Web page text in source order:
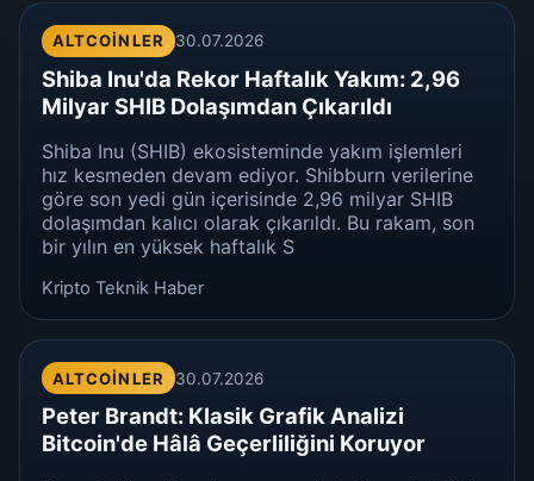
ALTCOINLER 30.07.2026
Shiba Inu'da Rekor Haftalık Yakım: 2,96
Milyar SHIB Dolaşımdan Çıkarıldı
Shiba Inu (SHIB) ekosisteminde yakım işlemleri
hız kesmeden devam ediyor. Shibburn verilerine
göre son yedi gün içerisinde 2,96 milyar SHIB
dolaşımdan kalıcı olarak çıkarıldı. Bu rakam, son
bir yılın en yüksek haftalık S
Kripto Teknik Haber
ALTCOINLER 30.07.2026
Peter Brandt: Klasik Grafik Analizi
Bitcoin'de Hâlâ Geçerliliğini Koruyor